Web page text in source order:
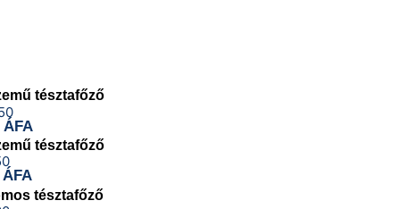
tésztafőző
ÁFA
tésztafőző
tésztafőző